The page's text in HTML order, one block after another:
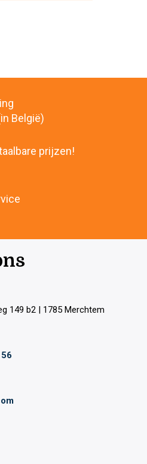
België)
prijzen!
149 b2 | 1785 Merchtem